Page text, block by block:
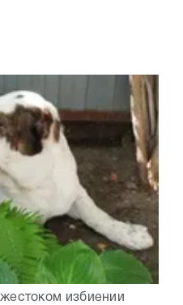
избиении